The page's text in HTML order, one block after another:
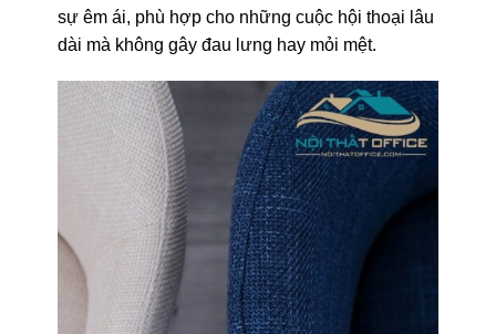
sự êm ái, phù hợp cho những cuộc hội thoại lâu
dài mà không gây đau lưng hay mỏi mệt.